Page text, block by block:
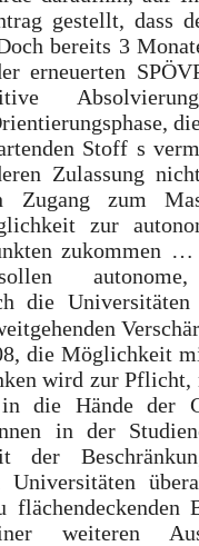
gestellt, dass
bereits 3
erneuerten
Stoff s
Zulassung
Zugang zum
zur
zukommen
autonome,
die
die Möglichkeit
wird zur Pflicht,
die Hände der
in der
der
weiteren